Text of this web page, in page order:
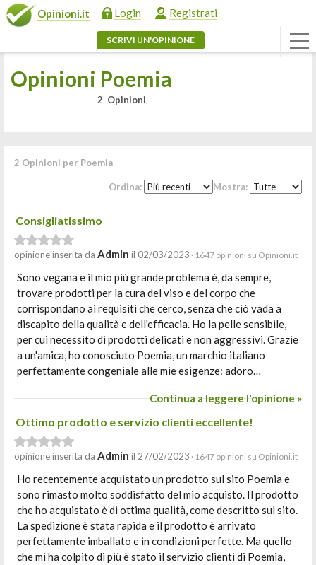
Opinioni.it Login Registrati
SCRIVI UN'OPINIONE
Opinioni Poemia
2 Opinioni
2 Opinioni per Poemia
Ordina: Mostra:
Consigliatissimo
opinione inserita da Admin il 02/03/2023 · 1647 opinioni su Opinioni.it
Sono vegana e il mio più grande problema è, da sempre,
trovare prodotti per la cura del viso e del corpo che
corrispondano ai requisiti che cerco, senza che ciò vada a
discapito della qualità e dell'efficacia. Ho la pelle sensibile,
per cui necessito di prodotti delicati e non aggressivi. Grazie
a un'amica, ho conosciuto Poemia, un marchio italiano
perfettamente congeniale alle mie esigenze: adoro…
Continua a leggere l'opinione »
Ottimo prodotto e servizio clienti eccellente!
opinione inserita da Admin il 27/02/2023 · 1647 opinioni su Opinioni.it
Ho recentemente acquistato un prodotto sul sito Poemia e
sono rimasto molto soddisfatto del mio acquisto. Il prodotto
che ho acquistato è di ottima qualità, come descritto sul sito.
La spedizione è stata rapida e il prodotto è arrivato
perfettamente imballato e in condizioni perfette. Ma quello
che mi ha colpito di più è stato il servizio clienti di Poemia,